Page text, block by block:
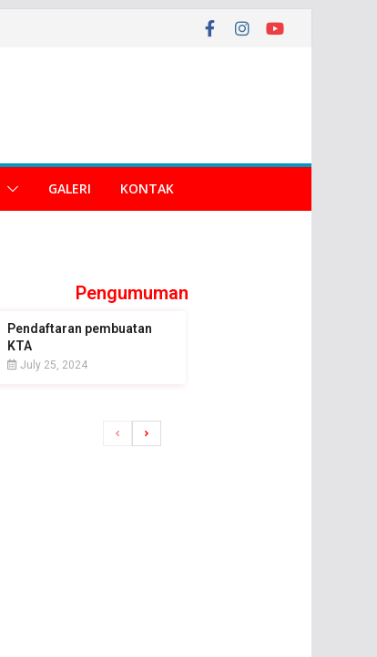
GALERI KONTAK
Pengumuman
Pendaftaran pembuatan
KTA
July 25, 2024